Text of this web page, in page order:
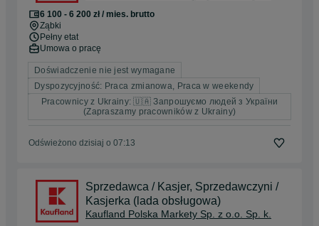
6 100 - 6 200 zł / mies. brutto
Ząbki
Pełny etat
Umowa o pracę
Doświadczenie nie jest wymagane
Dyspozycyjność: Praca zmianowa, Praca w weekendy
Pracownicy z Ukrainy: 🇺🇦 Запрошуємо людей з України
(Zapraszamy pracowników z Ukrainy)
Odświeżono dzisiaj o 07:13
Sprzedawca / Kasjer, Sprzedawczyni /
Kasjerka (lada obsługowa)
Kaufland Polska Markety Sp. z o.o. Sp. k.